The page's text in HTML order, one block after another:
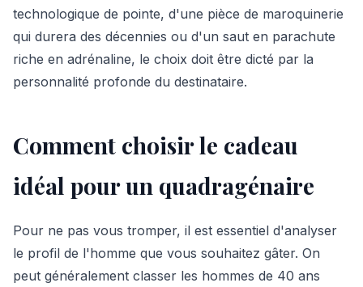
technologique de pointe, d'une pièce de maroquinerie
qui durera des décennies ou d'un saut en parachute
riche en adrénaline, le choix doit être dicté par la
personnalité profonde du destinataire.
Comment choisir le cadeau
idéal pour un quadragénaire
Pour ne pas vous tromper, il est essentiel d'analyser
le profil de l'homme que vous souhaitez gâter. On
peut généralement classer les hommes de 40 ans